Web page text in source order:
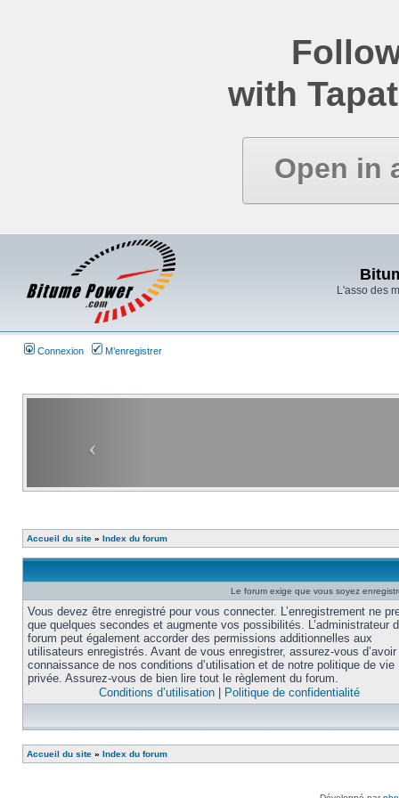
with
Open in
L'asso des
Connexion M’enregistrer
Accueil du site » Index du forum
Le forum exige que vous soyez
Vous devez être enregistré pour vous connecter. L’enregistrement ne
que quelques secondes et augmente vos possibilités. L’administrateur
forum peut également accorder des permissions additionnelles aux
utilisateurs enregistrés. Avant de vous enregistrer, assurez-vous
connaissance de nos conditions d’utilisation et de notre politique de vie
privée. Assurez-vous de bien lire tout le règlement du forum.
Conditions d’utilisation
Politique de confidentialité
Accueil du site » Index du forum